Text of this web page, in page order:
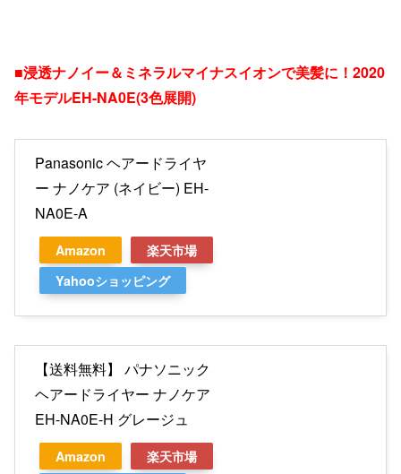
■浸透ナノイー＆ミネラルマイナスイオンで美髪に！2020
年モデルEH-NA0E(3色展開)
Panasonic ヘアードライヤ
ー ナノケア (ネイビー) EH-
NA0E-A
Amazon
楽天市場
Yahooショッピング
【送料無料】 パナソニック
ヘアードライヤー ナノケア
EH-NA0E-H グレージュ
Amazon
楽天市場